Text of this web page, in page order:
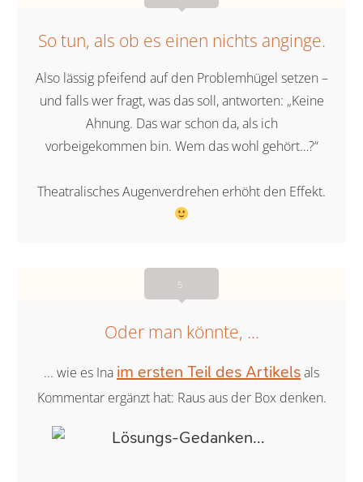
So tun, als ob es einen nichts anginge.
Also lässig pfeifend auf den Problemhügel setzen –
und falls wer fragt, was das soll, antworten: „Keine
Ahnung. Das war schon da, als ich
vorbeigekommen bin. Wem das wohl gehört…?“
Theatralisches Augenverdrehen erhöht den Effekt.
5
Oder man könnte, ...
... wie es Ina im ersten Teil des Artikelsals
Kommentar ergänzt hat: Raus aus der Box denken.